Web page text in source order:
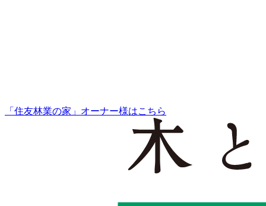
「住友林業の家」オーナー様はこちら